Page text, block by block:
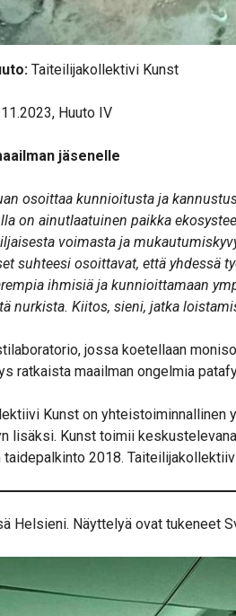
Taiteilijakollektivi Kunst
Huuto IV
jäsenelle
osoittaa kunnioitusta ja
on ainutlaatuinen paikka
voimasta ja
suhteesi osoittavat, että yhdessä
ihmisiä ja kunnioittamaan
nurkista. Kiitos, sieni, jatka
jossa koetellaan
ratkaista maailman ongelmia
Kunst on
lisäksi. Kunst toimii
taidepalkinto 2018.
Helsieni. Näyttelyä ovat tukeneet